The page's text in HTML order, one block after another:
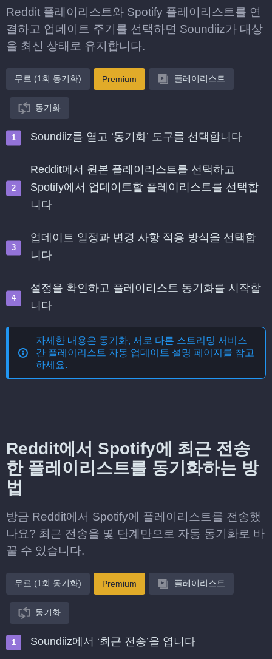
Reddit 플레이리스트와 Spotify 플레이리스트를 연
결하고 업데이트 주기를 선택하면 Soundiiz가 대상
을 최신 상태로 유지합니다.
무료 (1회 동기화) Premium 플레이리스트
동기화
Soundiiz를 열고 ‘동기화’ 도구를 선택합니다
Reddit에서 원본 플레이리스트를 선택하고
Spotify에서 업데이트할 플레이리스트를 선택합
니다
업데이트 일정과 변경 사항 적용 방식을 선택합
니다
설정을 확인하고 플레이리스트 동기화를 시작합
니다
자세한 내용은 동기화, 서로 다른 스트리밍 서비스
간 플레이리스트 자동 업데이트 설명 페이지를 참고
하세요.
Reddit에서 Spotify에 최근 전송
한 플레이리스트를 동기화하는 방
법
방금 Reddit에서 Spotify에 플레이리스트를 전송했
나요? 최근 전송을 몇 단계만으로 자동 동기화로 바
꿀 수 있습니다.
무료 (1회 동기화) Premium 플레이리스트
동기화
Soundiiz에서 ‘최근 전송’을 엽니다